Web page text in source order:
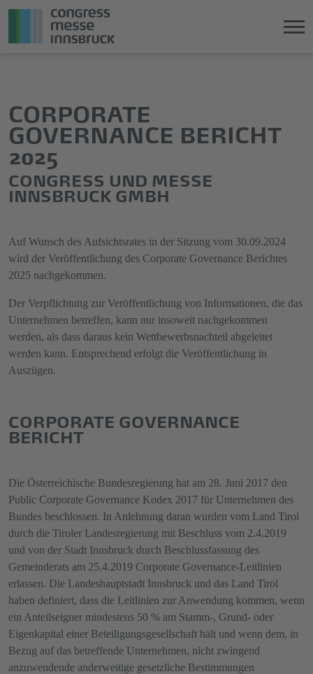
springen
springen
CORPORATE
GOVERNANCE BERICHT
2025
CONGRESS UND MESSE
INNSBRUCK GMBH
Auf Wunsch des Aufsichtsrates in der Sitzung vom 30.09.2024
wird der Veröffentlichung des Corporate Governance Berichtes
2025 nachgekommen.
Der Verpflichtung zur Veröffentlichung von Informationen, die das
Unternehmen betreffen, kann nur insoweit nachgekommen
werden, als dass daraus kein Wettbewerbsnachteil abgeleitet
werden kann. Entsprechend erfolgt die Veröffentlichung in
Auszügen.
CORPORATE GOVERNANCE
BERICHT
Die Österreichische Bundesregierung hat am 28. Juni 2017 den
Public Corporate Governance Kodex 2017 für Unternehmen des
Bundes beschlossen. In Anlehnung daran wurden vom Land Tirol
durch die Tiroler Landesregierung mit Beschluss vom 2.4.2019
und von der Stadt Innsbruck durch Beschlussfassung des
Gemeinderats am 25.4.2019 Corporate Governance-Leitlinien
erlassen. Die Landeshauptstadt Innsbruck und das Land Tirol
haben definiert, dass die Leitlinien zur Anwendung kommen, wenn
ein Anteilseigner mindestens 50 % am Stamm-, Grund- oder
Eigenkapital einer Beteiligungsgesellschaft hält und wenn dem, in
Bezug auf das betreffende Unternehmen, nicht zwingend
anzuwendende anderweitige gesetzliche Bestimmungen